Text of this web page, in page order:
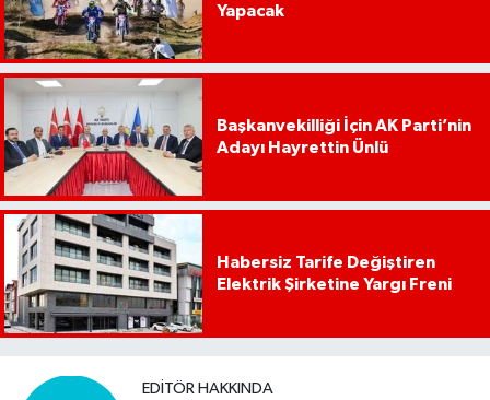
Yapacak
Başkanvekilliği İçin AK Parti’nin
Adayı Hayrettin Ünlü
Habersiz Tarife Değiştiren
Elektrik Şirketine Yargı Freni
EDITÖR HAKKINDA